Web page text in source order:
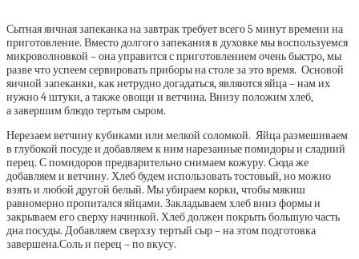
Сытная яичная запеканка на завтрак требует всего 5 минут времени на
приготовление. Вместо долгого запекания в духовке мы воспользуемся
микроволновкой – она управится с приготовлением очень быстро, мы
разве что успеем сервировать приборы на столе за это время. Основой
яичной запеканки, как нетрудно догадаться, являются яйца – нам их
нужно 4 штуки, а также овощи и ветчина. Внизу положим хлеб,
а завершим блюдо тертым сыром.
Нерезаем ветчину кубиками или мелкой соломкой. Яйца размешиваем
в глубокой посуде и добавляем к ним нарезанные помидоры и сладний
перец. С помидоров предварительно снимаем кожуру. Сюда же
добавляем и ветчину. Хлеб будем использовать тостовый, но можно
взять и любой другой белый. Мы убираем корки, чтобы мякиш
равномерно пропитался яйцами. Закладываем хлеб вниз формы и
закрываем его сверху начинкой. Хлеб должен покрыть большую часть
дна посуды. Добавляем сверхзу тертый сыр – на этом подготовка
завершена.Соль и перец – по вкусу.